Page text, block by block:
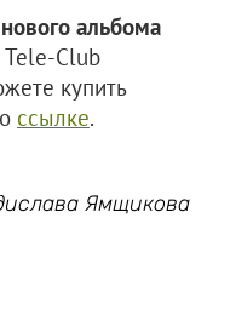
альбома
Tele-Club
купить
ссылке.
Ямщикова